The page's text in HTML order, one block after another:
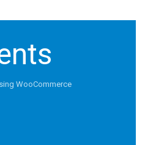
WooCommerce